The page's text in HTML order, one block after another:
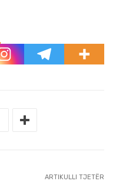
ARTIKULLI TJETËR